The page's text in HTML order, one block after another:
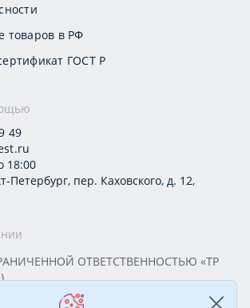
товаров в РФ
ГОСТ Р
49
18:00
Петербург, пер. Каховского, д. 12,
ОТВЕТСТВЕННОСТЬЮ «ТР
199155, г. Санкт-Петербург, пер.